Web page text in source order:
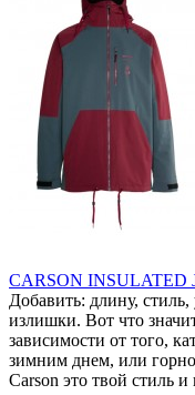
CARSON INSULATED
Добавить: длину,
излишки. Вот что
зависимости от того,
зимним днем, или
Carson это твой стиль